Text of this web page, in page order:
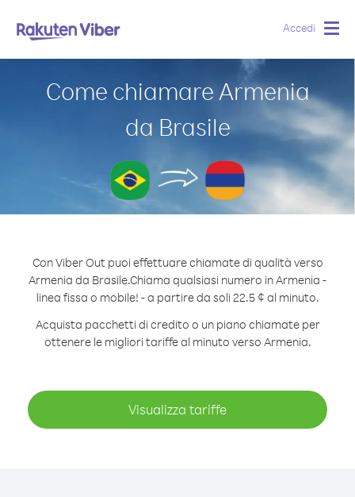
Accedi
Come chiamare Armenia
da Brasile
Con Viber Out puoi effettuare chiamate di qualità verso
Armenia da Brasile.Chiama qualsiasi numero in Armenia -
linea fissa o mobile! - a partire da soli 22.5 ¢ al minuto.
Acquista pacchetti di credito o un piano chiamate per
ottenere le migliori tariffe al minuto verso Armenia.
Visualizza tariffe